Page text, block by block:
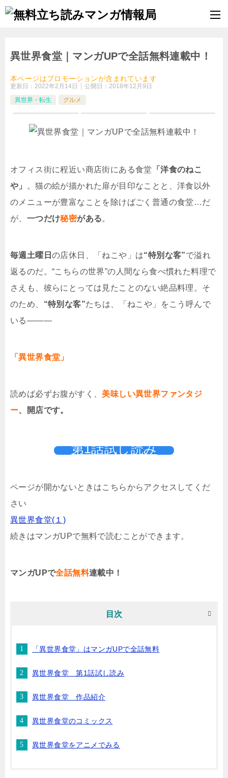
異世界食堂｜マンガUPで全話無料連載中！
本ページはプロモーションが含まれています
更新日： 2022年2月14日 公開日： 2018年12月9日
異世界・転生
グルメ
オフィス街に程近い商店街にある食堂
「洋食のねこ
や」
。猫の絵が描かれた扉が目印なことと、洋食以外
のメニューが豊富なことを除けばごく普通の食堂…だ
が、 一つだけ秘密がある。
毎週土曜日 の店休日、「ねこや」は“特別な客”で溢れ
返るのだ。“こちらの世界”の人間なら食べ慣れた料理で
さえも、彼らにとっては見たことのない絶品料理。そ
のため、 “特別な客”たちは、「ねこや」をこう呼んで
いる―――
「異世界食堂」
読めば必ずお腹がすく、 美味しい異世界ファンタジ
ー、開店です。
第1話試し読み
ページが開かないときはこちらからアクセスしてくだ
さい
異世界食堂(１)
続きはマンガUPで無料で読むことができます。
マンガUPで全話無料連載中！
目次
「異世界食堂」はマンガUPで全話無料
異世界食堂 第1話試し読み
異世界食堂 作品紹介
異世界食堂のコミックス
異世界食堂をアニメでみる